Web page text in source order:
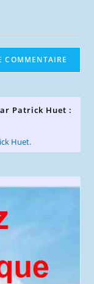
Patrick Huet :